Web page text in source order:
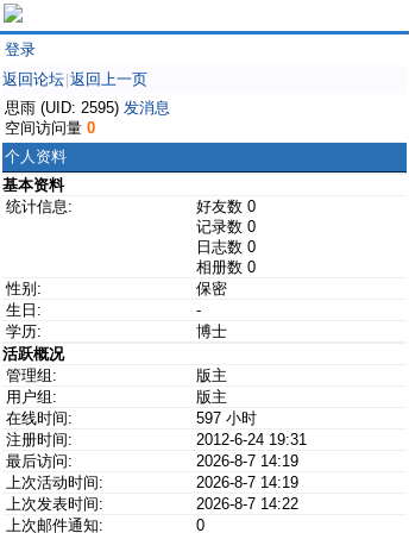
登录
返回论坛 返回上一页
思雨 (UID: 2595) 发消息
空间访问量 0
个人资料
基本资料
统计信息:
好友数 0
记录数 0
日志数 0
相册数 0
性别:
保密
生日:
-
学历:
博士
活跃概况
管理组:
版主
用户组:
版主
在线时间:
597 小时
注册时间:
2012-6-24 19:31
最后访问:
2026-8-7 14:19
上次活动时间:
2026-8-7 14:19
上次发表时间:
2026-8-7 14:22
上次邮件通知:
0